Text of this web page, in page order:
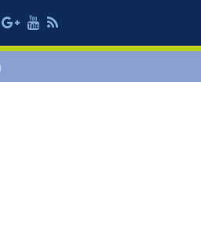
Google
Plus
Youtube
RSS